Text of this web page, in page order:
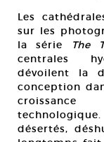
Les
sur les
la série
The
centrales
dévoilent la
conception
désertés,